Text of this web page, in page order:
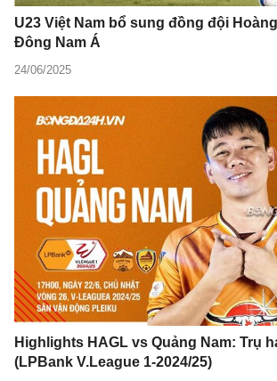
U23 Việt Nam bổ sung đồng đội
Đông Nam Á
24/06/2025
Highlights HAGL vs Quảng Nam: Trụ
(LPBank V.League 1-2024/25)